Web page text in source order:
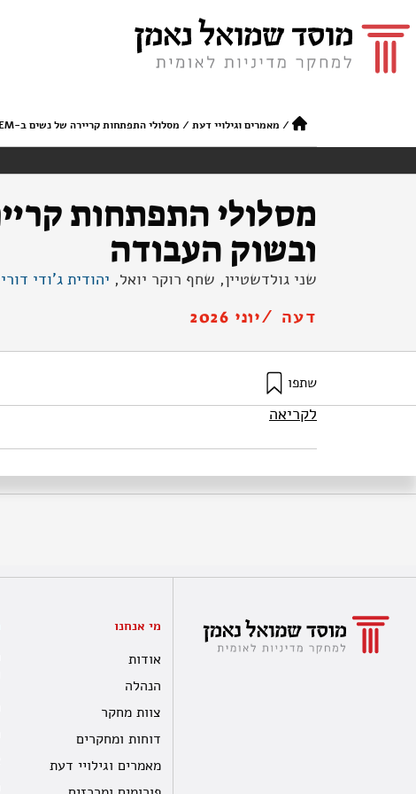
/ מאמרים וגילויי דעת / מסלולי התפתחות קריירה של נשים ב-STEM באקדמיה ובשוק העבודה
ובשוק העבודה
שני גולדשטיין, שחף רוקר יואל, יהודית ג'ודי דורי
דעה /יוני 2026
שתפו
לקריאה
מי אנחנו
אודות
הנהלה
צוות מחקר
דוחות ומחקרים
מאמרים וגילויי דעת